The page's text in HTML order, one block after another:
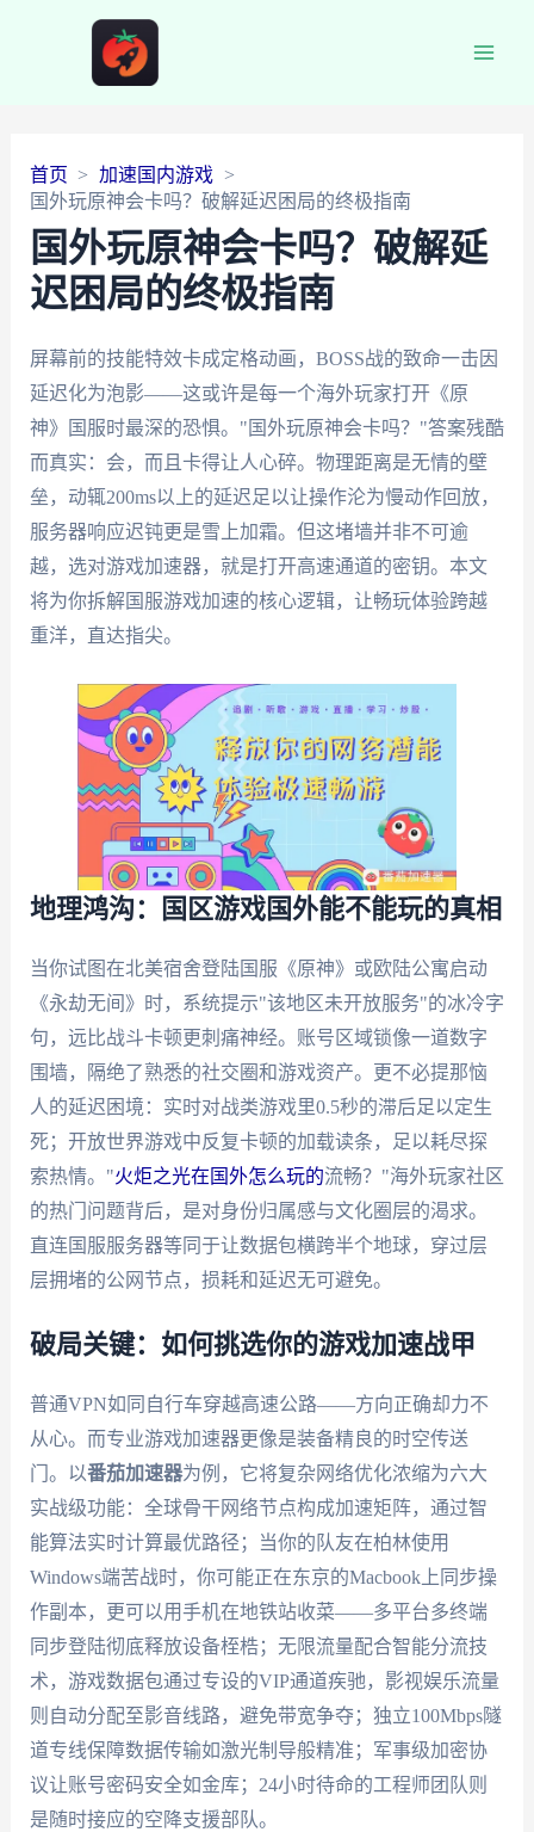
首页
加速国内游戏
国外玩原神会卡吗？破解延迟困局的终极指南
国外玩原神会卡吗？破解延
迟困局的终极指南
屏幕前的技能特效卡成定格动画，BOSS战的致命一击因
延迟化为泡影——这或许是每一个海外玩家打开《原
神》国服时最深的恐惧。"国外玩原神会卡吗？"答案残酷
而真实：会，而且卡得让人心碎。物理距离是无情的壁
垒，动辄200ms以上的延迟足以让操作沦为慢动作回放，
服务器响应迟钝更是雪上加霜。但这堵墙并非不可逾
越，选对游戏加速器，就是打开高速通道的密钥。本文
将为你拆解国服游戏加速的核心逻辑，让畅玩体验跨越
重洋，直达指尖。
地理鸿沟：国区游戏国外能不能玩的真相
当你试图在北美宿舍登陆国服《原神》或欧陆公寓启动
《永劫无间》时，系统提示"该地区未开放服务"的冰冷字
句，远比战斗卡顿更刺痛神经。账号区域锁像一道数字
围墙，隔绝了熟悉的社交圈和游戏资产。更不必提那恼
人的延迟困境：实时对战类游戏里0.5秒的滞后足以定生
死；开放世界游戏中反复卡顿的加载读条，足以耗尽探
索热情。"火炬之光在国外怎么玩的流畅？"海外玩家社区
的热门问题背后，是对身份归属感与文化圈层的渴求。
直连国服服务器等同于让数据包横跨半个地球，穿过层
层拥堵的公网节点，损耗和延迟无可避免。
破局关键：如何挑选你的游戏加速战甲
普通VPN如同自行车穿越高速公路——方向正确却力不
从心。而专业游戏加速器更像是装备精良的时空传送
门。以番茄加速器为例，它将复杂网络优化浓缩为六大
实战级功能：全球骨干网络节点构成加速矩阵，通过智
能算法实时计算最优路径；当你的队友在柏林使用
Windows端苦战时，你可能正在东京的Macbook上同步操
作副本，更可以用手机在地铁站收菜——多平台多终端
同步登陆彻底释放设备桎梏；无限流量配合智能分流技
术，游戏数据包通过专设的VIP通道疾驰，影视娱乐流量
则自动分配至影音线路，避免带宽争夺；独立100Mbps隧
道专线保障数据传输如激光制导般精准；军事级加密协
议让账号密码安全如金库；24小时待命的工程师团队则
是随时接应的空降支援部队。